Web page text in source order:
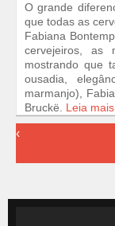
O grande
que todas as
Fabiana
cervejeiros, as
mostrando que
ousadia,
marmanjo),
Bruckë. Leia
‹